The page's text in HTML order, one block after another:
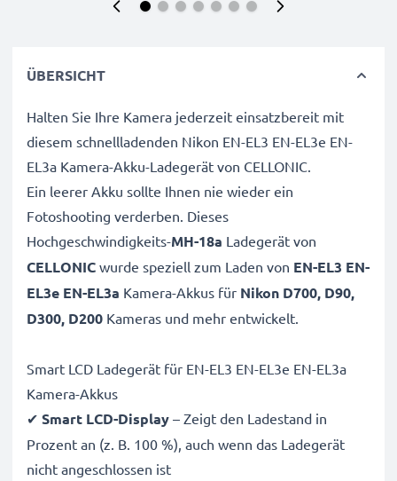
ÜBERSICHT
Halten Sie Ihre Kamera jederzeit einsatzbereit mit
diesem schnellladenden Nikon EN-EL3 EN-EL3e EN-
EL3a Kamera-Akku-Ladegerät von CELLONIC.
Ein leerer Akku sollte Ihnen nie wieder ein
Fotoshooting verderben. Dieses
Hochgeschwindigkeits-MH-18a Ladegerät von
CELLONIC wurde speziell zum Laden von EN-EL3 EN-
EL3e EN-EL3a Kamera-Akkus für Nikon D700, D90,
D300, D200 Kameras und mehr entwickelt.
Smart LCD Ladegerät für EN-EL3 EN-EL3e EN-EL3a
Kamera-Akkus
✔ Smart LCD-Display – Zeigt den Ladestand in
Prozent an (z. B. 100 %), auch wenn das Ladegerät
nicht angeschlossen ist